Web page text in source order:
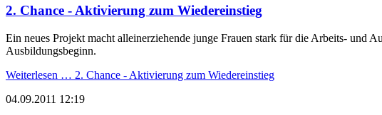
2. Chance - Aktivierung zum Wiedereinstieg
Ein neues Projekt macht alleinerziehende junge Frauen stark für die Arbeits- und
Ausbildungsbeginn.
Weiterlesen … 2. Chance - Aktivierung zum Wiedereinstieg
04.09.2011 12:19